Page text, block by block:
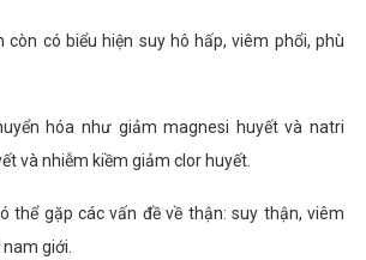
còn có biểu hiện suy hô hấp, viêm phổi, phù
hóa như giảm magnesi huyết và natri
và nhiễm kiềm giảm clor huyết.
thể gặp các vấn đề về thận: suy thận, viêm
giới.